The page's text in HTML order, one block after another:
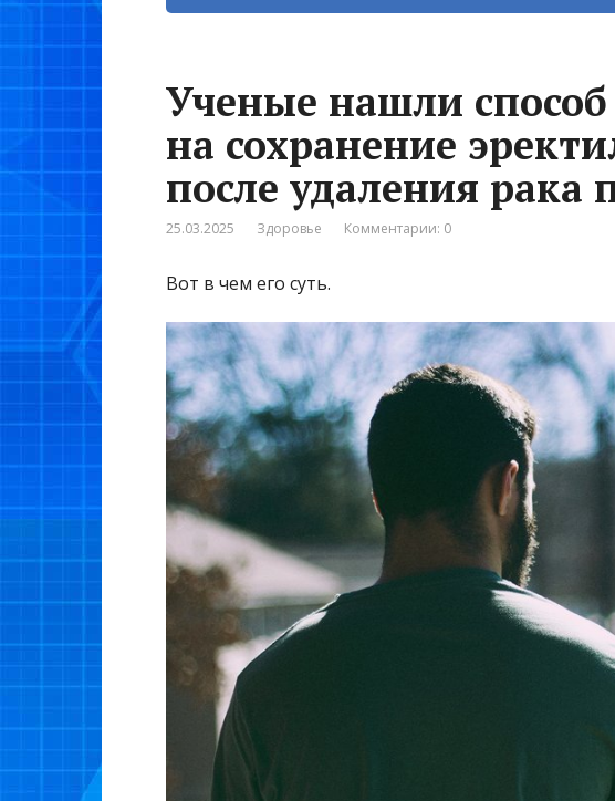
Ученые нашли
на сохранение
после удаления рака
25.03.2025 Здоровье Комментарии: 0
Вот в чем его суть.